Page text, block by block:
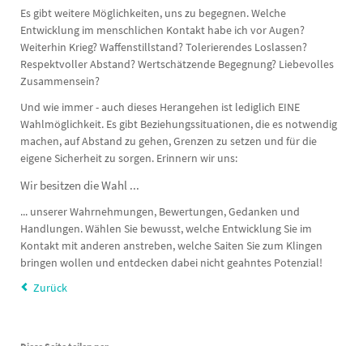
Es gibt weitere Möglichkeiten, uns zu begegnen. Welche
Entwicklung im menschlichen Kontakt habe ich vor Augen?
Weiterhin Krieg? Waffenstillstand? Tolerierendes Loslassen?
Respektvoller Abstand? Wertschätzende Begegnung? Liebevolles
Zusammensein?
Und wie immer - auch dieses Herangehen ist lediglich EINE
Wahlmöglichkeit. Es gibt Beziehungssituationen, die es notwendig
machen, auf Abstand zu gehen, Grenzen zu setzen und für die
eigene Sicherheit zu sorgen. Erinnern wir uns:
Wir besitzen die Wahl ...
... unserer Wahrnehmungen, Bewertungen, Gedanken und
Handlungen. Wählen Sie bewusst, welche Entwicklung Sie im
Kontakt mit anderen anstreben, welche Saiten Sie zum Klingen
bringen wollen und entdecken dabei nicht geahntes Potenzial!
Zurück